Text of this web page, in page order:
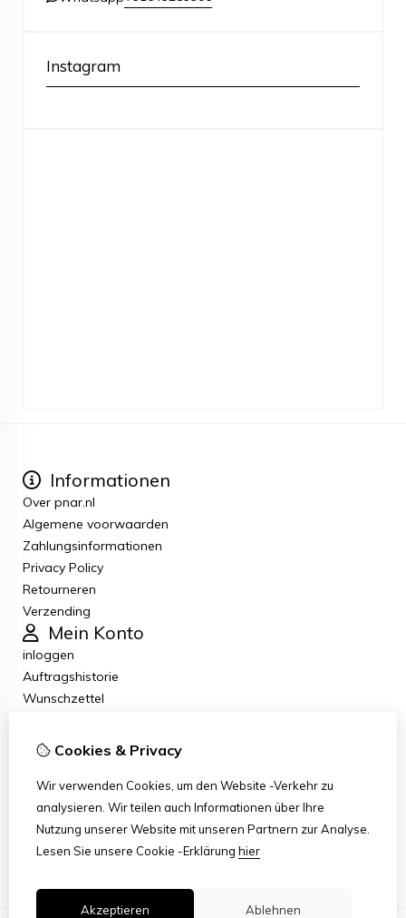
Instagram
Informationen
Over pnar.nl
Algemene voorwaarden
Zahlungsinformationen
Privacy Policy
Retourneren
Verzending
Mein Konto
inloggen
Auftragshistorie
Wunschzettel
Kundenservice
Retouren
Übersicht
Klachten
Klantenservice contact
Cookies & Privacy
Wir verwenden Cookies, um den Website -Verkehr zu
analysieren. Wir teilen auch Informationen über Ihre
Nutzung unserer Website mit unseren Partnern zur Analyse.
Lesen Sie unsere Cookie -Erklärung hier
Akzeptieren Ablehnen